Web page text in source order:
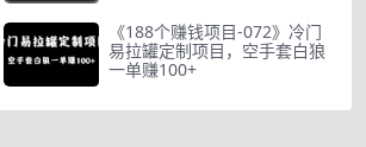
《188个赚钱项目-072》冷门
易拉罐定制项目，空手套白狼
一单赚100+